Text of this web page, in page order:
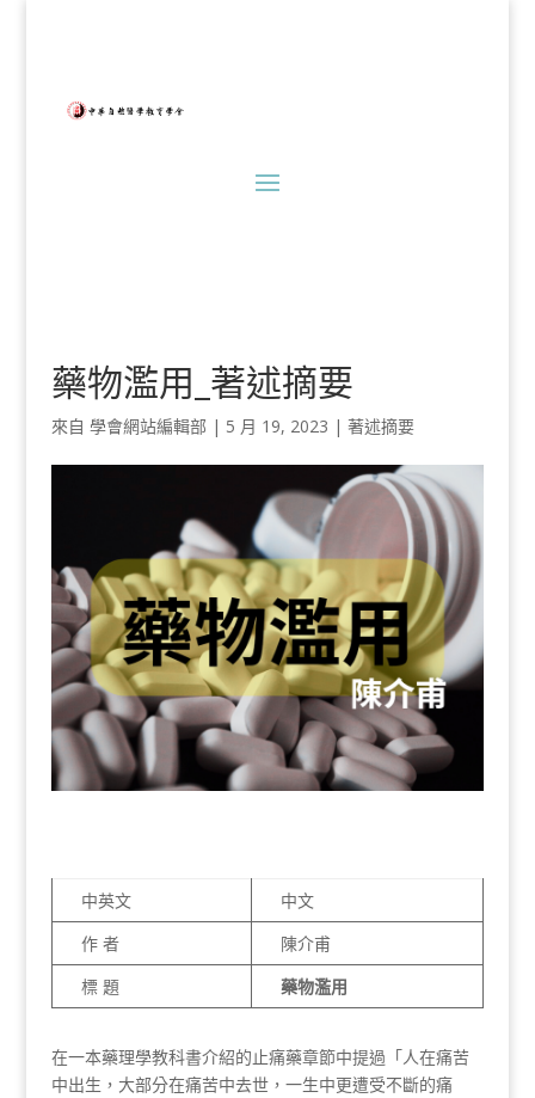
藥物濫用_著述摘要
來自 學會網站編輯部 | 5 月 19, 2023 | 著述摘要
中英文
中文
作 者
陳介甫
標 題
藥物濫用
在一本藥理學教科書介紹的止痛藥章節中提過「人在痛苦
中出生，大部分在痛苦中去世，一生中更遭受不斷的痛